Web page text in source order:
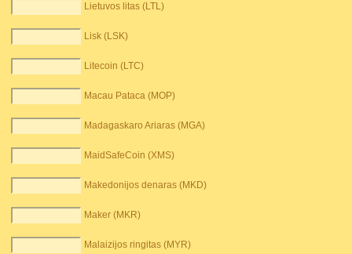
Lietuvos litas (LTL)
Lisk (LSK)
Litecoin (LTC)
Macau Pataca (MOP)
Madagaskaro Ariaras (MGA)
MaidSafeCoin (XMS)
Makedonijos denaras (MKD)
Maker (MKR)
Malaizijos ringitas (MYR)